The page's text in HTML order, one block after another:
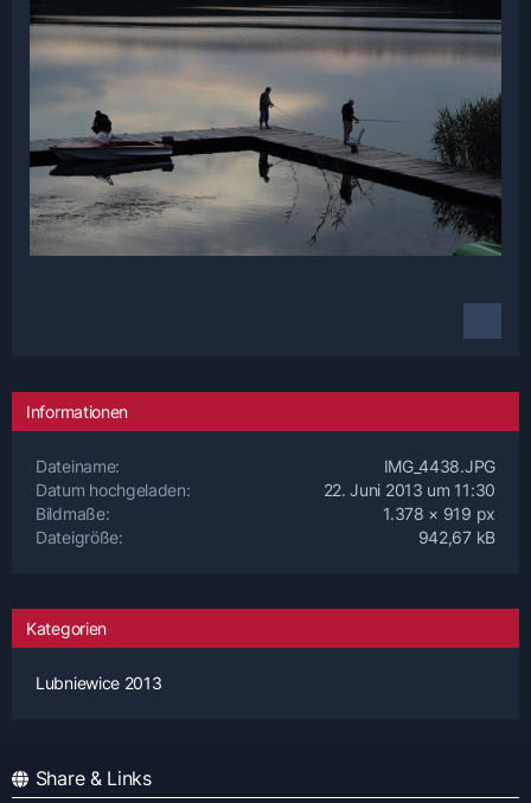
Informationen
Dateiname
IMG_4438.JPG
Datum hochgeladen
22. Juni 2013 um 11:30
Bildmaße
1.378 × 919 px
Dateigröße
942,67 kB
Kategorien
Lubniewice 2013
Share & Links